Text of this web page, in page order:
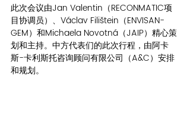
此次会议由Jan Valentin（RECONMATIC项
目协调员）、Václav Filištein（ENVISAN-
GEM）和Michaela Novotná（JAIP）精心策
划和主持。中方代表们的此次行程，由阿卡
斯-卡利斯托咨询顾问有限公司（A&C）安排
和规划。